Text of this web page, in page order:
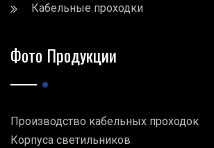
Кабельные проходки
Фото Продукции
Производство кабельных проходок
Корпуса светильников